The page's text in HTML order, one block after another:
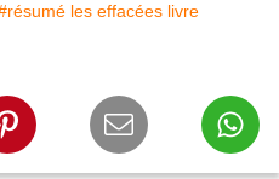
les effacées livre